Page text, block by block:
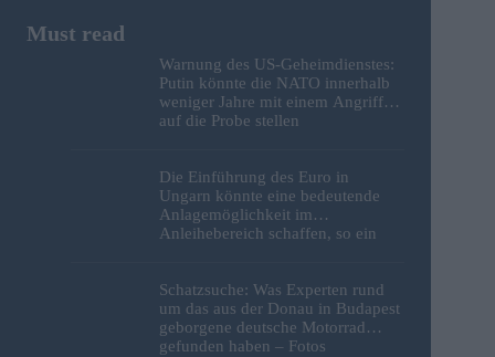
Warnung des US-Geheimdienstes:
Putin könnte die NATO innerhalb
weniger Jahre mit einem Angriff
auf die Probe stellen
Die Einführung des Euro in
Ungarn könnte eine bedeutende
Anlagemöglichkeit im
Anleihebereich schaffen, so ein
Schatzsuche: Was Experten rund
um das aus der Donau in Budapest
geborgene deutsche Motorrad
gefunden haben – Fotos